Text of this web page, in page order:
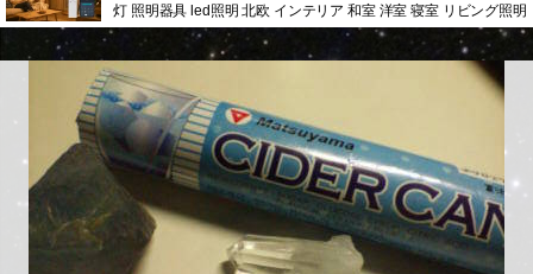
灯 照明器具 led照明 北欧 インテリア 和室 洋室 寝室 リビング照明